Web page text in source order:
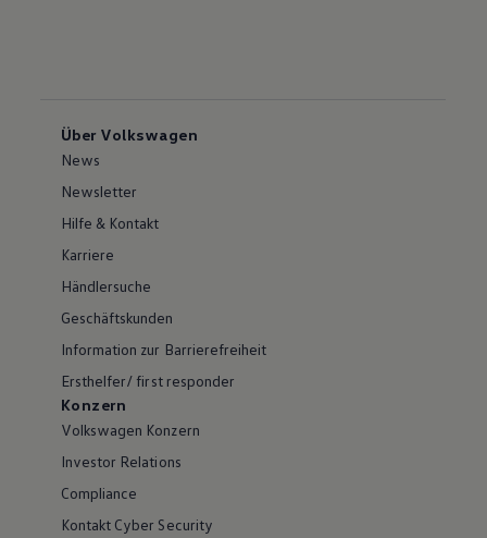
Über Volkswagen
News
Newsletter
Hilfe & Kontakt
Karriere
Händlersuche
Geschäftskunden
Information zur Barrierefreiheit
Ersthelfer/ first responder
Konzern
Volkswagen Konzern
Investor Relations
Compliance
Kontakt Cyber Security